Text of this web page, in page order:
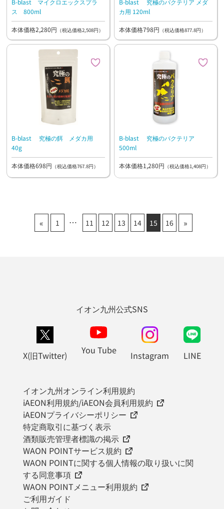
B-blast マイクロエックスプラ
ス 800ml
本体価格2,280円 （税込価格2,508円）
B-blast 究極のバクテリア メダ
カ用 120ml
本体価格798円 （税込価格877.8円）
B-blast 究極の餌 メダカ用
40g
本体価格698円 （税込価格767.8円）
B-blast 究極のバクテリア
500ml
本体価格1,280円 （税込価格1,408円）
« 1 11 12 13 14 15 16 »
イオン九州公式SNS
X(旧Twitter) You Tube Instagram LINE
イオン九州オンライン利用規約
iAEON利用規約/iAEON会員利用規約
iAEONプライバシーポリシー
特定商取引に基づく表示
酒類販売管理者標識の掲示
WAON POINTサービス規約
WAON POINTに関する個人情報の取り扱いに関
する同意事項
WAON POINTメニュー利用規約
ご利用ガイド